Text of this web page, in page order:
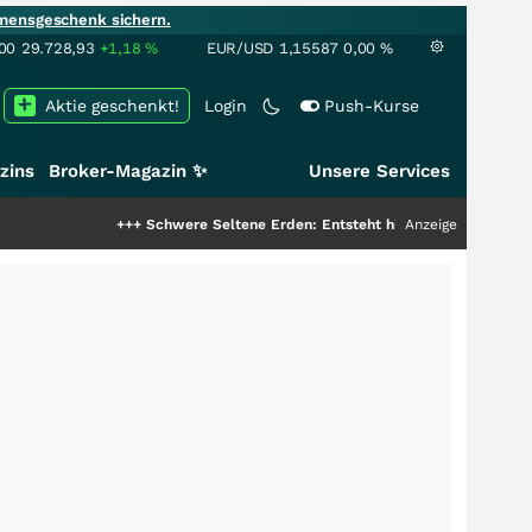
sichern.
29.728,93 +1,18% EUR/USD 1,15587 0,00 %
Login Push-Kurse
Aktie geschenkt!
Broker-Magazin ✨ Unsere Services
Schwere Seltene Erden: Entsteht hier die nächste
Anzeige